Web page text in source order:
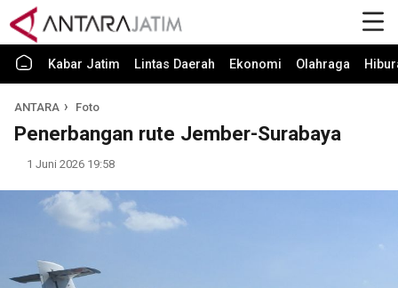
Kabar Jatim Lintas Daerah Ekonomi Olahraga
ANTARA Foto
Penerbangan rute Jember-Surabaya
1 Juni 2026 19:58